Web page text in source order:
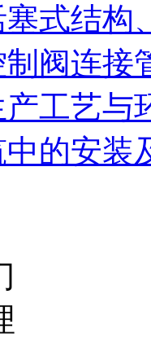
式结构
阀连接
工艺与
的安装